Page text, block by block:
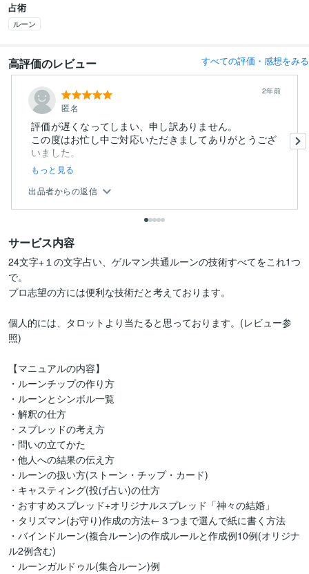
占術
ルーン
高評価のレビュー すべての評価・感想をみる
匿名
2年前
評価が遅くなってしまい、申し訳ありません。
この度はお忙し中ご対応いただきましてありがとうござ
いました。
もっと見る
出品者からの返信
サービス内容
24文字+１の文字占い、ゲルマン共通ルーンの技術すべてをこれ1つ
で。
プロ志望の方には便利な技術だと考えております。
個人的には、タロットより当たると思っております。(レビュー参
照)
【マニュアルの内容】
・ルーンチップの作り方
・ルーンとシンボル一覧
・解釈の仕方
・スプレッドの考え方
・問いの立てかた
・他人への結果の伝え方
・ルーンの扱い方(ストーン・チップ・カード)
・キャスティング(投げ占い)の仕方
・おすすめスプレッド+オリジナルスプレッド「神々の結婚」
・タリズマン(お守り)作成の方法←３つまで選んで紙に書く方法
・バインドルーン(複合ルーン)の作成ルールと作成例10例(オリジナ
ル2例含む)
・ルーンガルドゥル(集合ルーン)例